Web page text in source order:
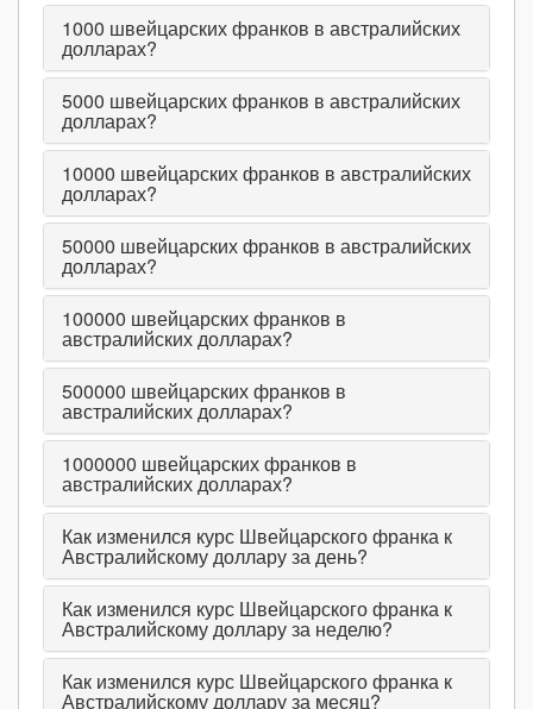
1000 швейцарских франков в австралийских
долларах?
5000 швейцарских франков в австралийских
долларах?
10000 швейцарских франков в австралийских
долларах?
50000 швейцарских франков в австралийских
долларах?
100000 швейцарских франков в
австралийских долларах?
500000 швейцарских франков в
австралийских долларах?
1000000 швейцарских франков в
австралийских долларах?
Как изменился курс Швейцарского франка к
Австралийскому доллару за день?
Как изменился курс Швейцарского франка к
Австралийскому доллару за неделю?
Как изменился курс Швейцарского франка к
Австралийскому доллару за месяц?